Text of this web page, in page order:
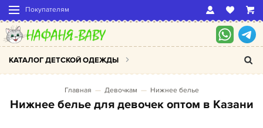
Покупателям
КАТАЛОГ ДЕТСКОЙ ОДЕЖДЫ
Главная Девочкам Нижнее белье
Нижнее белье для девочек оптом в Казани